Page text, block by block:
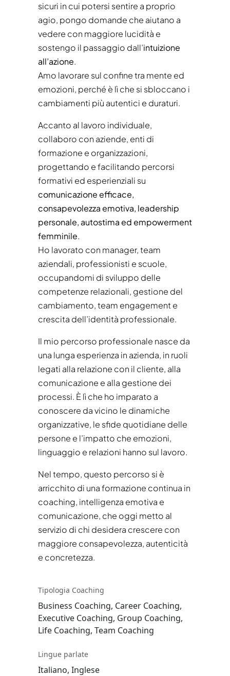
sicuri in cui potersi sentire a proprio
agio, pongo domande che aiutano a
vedere con maggiore lucidità e
sostengo il passaggio dall’intuizione
all’azione.
Amo lavorare sul confine tra mente ed
emozioni, perché è lì che si sbloccano i
cambiamenti più autentici e duraturi.
Accanto al lavoro individuale,
collaboro con aziende, enti di
formazione e organizzazioni,
progettando e facilitando percorsi
formativi ed esperienziali su
comunicazione efficace,
consapevolezza emotiva, leadership
personale, autostima ed empowerment
femminile.
Ho lavorato con manager, team
aziendali, professionisti e scuole,
occupandomi di sviluppo delle
competenze relazionali, gestione del
cambiamento, team engagement e
crescita dell’identità professionale.
Il mio percorso professionale nasce da
una lunga esperienza in azienda, in ruoli
legati alla relazione con il cliente, alla
comunicazione e alla gestione dei
processi. È lì che ho imparato a
conoscere da vicino le dinamiche
organizzative, le sfide quotidiane delle
persone e l’impatto che emozioni,
linguaggio e relazioni hanno sul lavoro.
Nel tempo, questo percorso si è
arricchito di una formazione continua in
coaching, intelligenza emotiva e
comunicazione, che oggi metto al
servizio di chi desidera crescere con
maggiore consapevolezza, autenticità
e concretezza.
Tipologia Coaching
Business Coaching, Career Coaching,
Executive Coaching, Group Coaching,
Life Coaching, Team Coaching
Lingue parlate
Italiano, Inglese